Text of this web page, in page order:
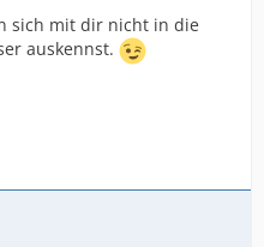
sich mit dir nicht in die
auskennst.